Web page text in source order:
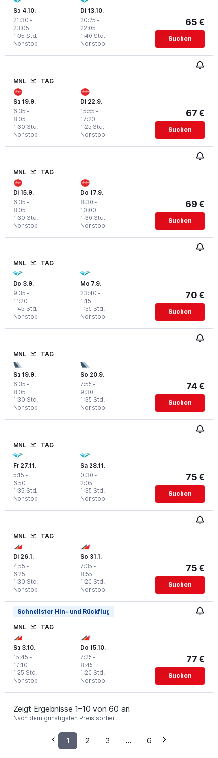
So 4.10.
21:30 -
23:05
Nonstop
1:35 Std.
Di 13.10.
20:25 -
22:05
Nonstop
1:40 Std.
65 €
Suchen
MNL TAG
Sa 19.9.
6:35 -
8:05
Nonstop
1:30 Std.
Di 22.9.
15:55 -
17:20
Nonstop
1:25 Std.
67 €
Suchen
MNL TAG
Di 15.9.
6:35 -
8:05
Nonstop
1:30 Std.
Do 17.9.
8:30 -
10:00
Nonstop
1:30 Std.
69 €
Suchen
MNL TAG
Do 3.9.
9:35 -
11:20
Nonstop
1:45 Std.
Mo 7.9.
23:40 -
1:15
Nonstop
1:35 Std.
70 €
Suchen
MNL TAG
Sa 19.9.
6:35 -
8:05
Nonstop
1:30 Std.
So 20.9.
7:55 -
9:30
Nonstop
1:35 Std.
74 €
Suchen
MNL TAG
Fr 27.11.
5:15 -
6:50
Nonstop
1:35 Std.
Sa 28.11.
0:30 -
2:05
Nonstop
1:35 Std.
75 €
Suchen
MNL TAG
Di 26.1.
4:55 -
6:25
Nonstop
1:30 Std.
So 31.1.
7:35 -
8:55
Nonstop
1:20 Std.
75 €
Suchen
Schnellster Hin- und Rückflug
MNL TAG
Sa 3.10.
15:45 -
17:10
Nonstop
1:25 Std.
Do 15.10.
7:25 -
8:45
Nonstop
1:20 Std.
77 €
Suchen
Zeigt Ergebnisse 1–10 von 60 an
Nach dem günstigsten Preis sortiert
1 2 3 ... 6